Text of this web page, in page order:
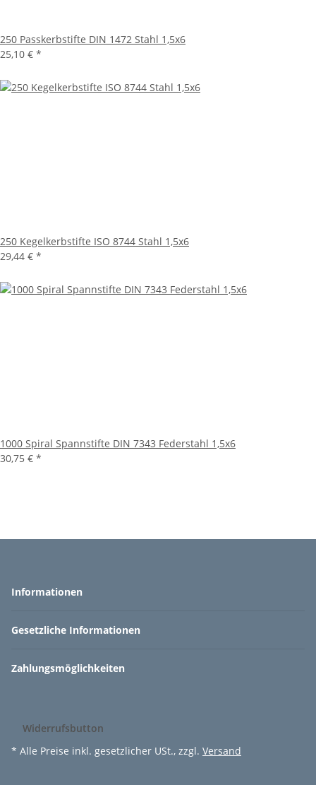
250 Passkerbstifte DIN 1472 Stahl 1,5x6
25,10 € *
250 Kegelkerbstifte ISO 8744 Stahl 1,5x6
29,44 € *
1000 Spiral Spannstifte DIN 7343 Federstahl 1,5x6
30,75 € *
Informationen
Gesetzliche Informationen
Zahlungsmöglichkeiten
Widerrufsbutton
* Alle Preise inkl. gesetzlicher USt., zzgl. Versand